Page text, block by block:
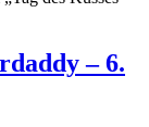
– 6.